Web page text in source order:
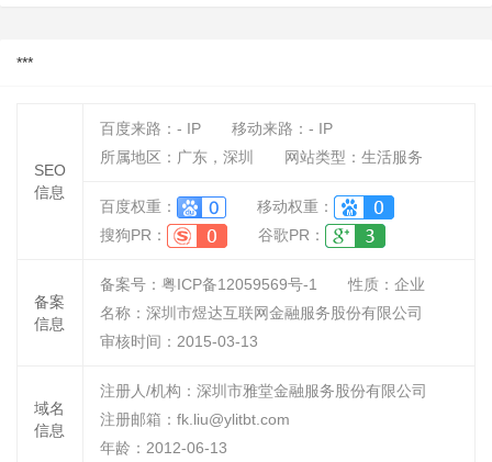
***
SEO
信息
百度来路： - IP 移动来路： - IP
所属地区：广东，深圳
网站类型：生活服务
百度权重：
移动权重：
搜狗PR：
谷歌PR：
备案
信息
备案号：粤ICP备12059569号-1 性质： 企业
名称： 深圳市煜达互联网金融服务股份有限公司
审核时间： 2015-03-13
域名
信息
注册人/机构：深圳市雅堂金融服务股份有限公司
注册邮箱：fk.liu@ylitbt.com
年龄：2012-06-13